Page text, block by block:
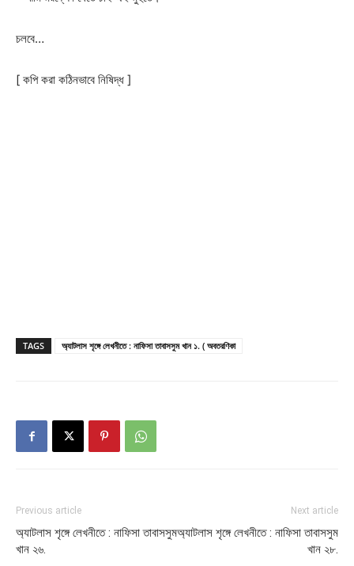
চলবে…
[ কপি করা কঠিনভাবে নিষিদ্ধ ]
TAGS অ্যাটলাস শৃঙ্গে লেখনীতে : নাফিসা তাবাসসুম খান ১. ( অবতরণিকা
Previous article
অ্যাটলাস শৃঙ্গে লেখনীতে : নাফিসা তাবাসসুম
খান ২৬.
Next article
অ্যাটলাস শৃঙ্গে লেখনীতে : নাফিসা তাবাসসুম
খান ২৮.